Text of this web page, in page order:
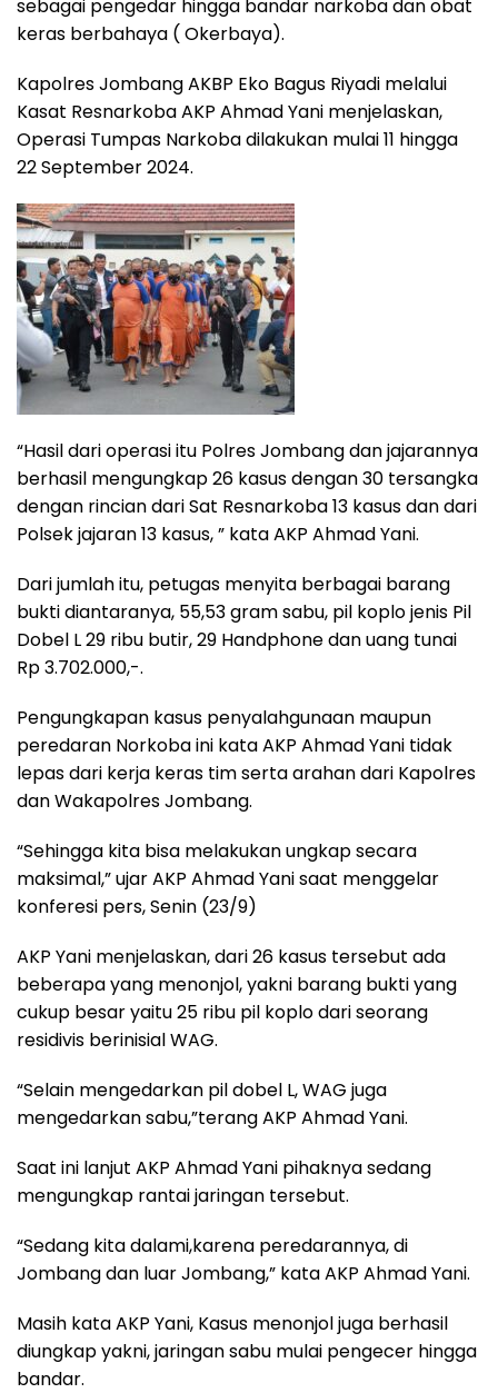
sebagai pengedar hingga bandar narkoba dan obat
keras berbahaya ( Okerbaya).
Kapolres Jombang AKBP Eko Bagus Riyadi melalui
Kasat Resnarkoba AKP Ahmad Yani menjelaskan,
Operasi Tumpas Narkoba dilakukan mulai 11 hingga
22 September 2024.
“Hasil dari operasi itu Polres Jombang dan jajarannya
berhasil mengungkap 26 kasus dengan 30 tersangka
dengan rincian dari Sat Resnarkoba 13 kasus dan dari
Polsek jajaran 13 kasus, ” kata AKP Ahmad Yani.
Dari jumlah itu, petugas menyita berbagai barang
bukti diantaranya, 55,53 gram sabu, pil koplo jenis Pil
Dobel L 29 ribu butir, 29 Handphone dan uang tunai
Rp 3.702.000,-.
Pengungkapan kasus penyalahgunaan maupun
peredaran Norkoba ini kata AKP Ahmad Yani tidak
lepas dari kerja keras tim serta arahan dari Kapolres
dan Wakapolres Jombang.
“Sehingga kita bisa melakukan ungkap secara
maksimal,” ujar AKP Ahmad Yani saat menggelar
konferesi pers, Senin (23/9)
AKP Yani menjelaskan, dari 26 kasus tersebut ada
beberapa yang menonjol, yakni barang bukti yang
cukup besar yaitu 25 ribu pil koplo dari seorang
residivis berinisial WAG.
“Selain mengedarkan pil dobel L, WAG juga
mengedarkan sabu,”terang AKP Ahmad Yani.
Saat ini lanjut AKP Ahmad Yani pihaknya sedang
mengungkap rantai jaringan tersebut.
“Sedang kita dalami,karena peredarannya, di
Jombang dan luar Jombang,” kata AKP Ahmad Yani.
Masih kata AKP Yani, Kasus menonjol juga berhasil
diungkap yakni, jaringan sabu mulai pengecer hingga
bandar.